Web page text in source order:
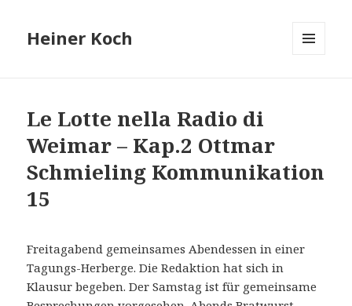
Heiner Koch
Le Lotte nella Radio di
Weimar – Kap.2 Ottmar
Schmieling Kommunikation
15
Freitagabend gemeinsames Abendessen in einer
Tagungs-Herberge. Die Redaktion hat sich in
Klausur begeben. Der Samstag ist für gemeinsame